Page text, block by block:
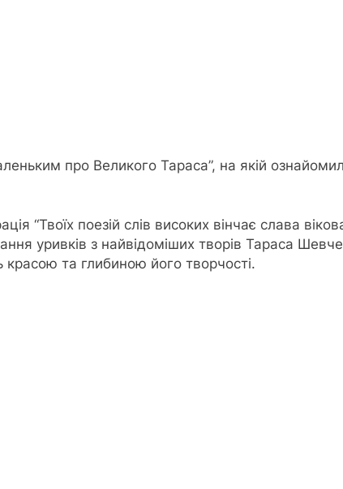
про Великого Тараса”, на якій
“Твоїх поезій слів високих вінчає слава
уривків з найвідоміших творів Тараса
красою та глибиною його творчості.